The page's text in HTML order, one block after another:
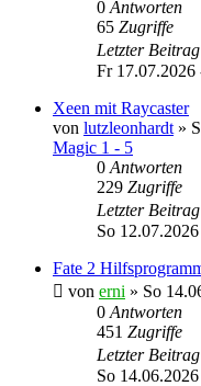
0 Antworten
65 Zugriffe
Letzter Beitrag
Fr 17.07.2026
Xeen mit Raycaster
von lutzleonhardt »
Magic 1 - 5
0 Antworten
229 Zugriffe
Letzter Beitrag
So
Fate 2
von erni » So
0 Antworten
451 Zugriffe
Letzter Beitrag
So